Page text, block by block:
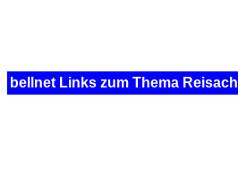
bellnet Links zum Thema Reisach